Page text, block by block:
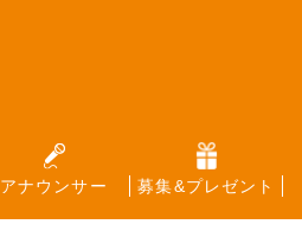
アナウンサー 募集&プレゼント